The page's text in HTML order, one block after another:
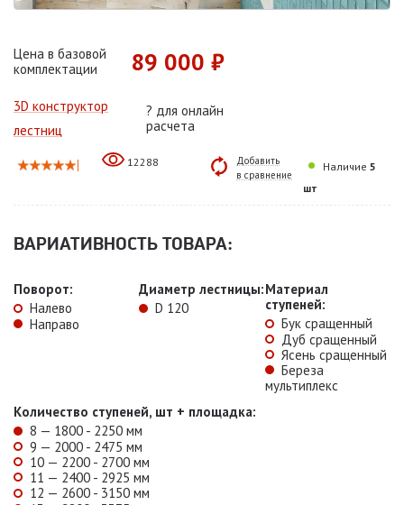
Цена в базовой
комплектации
89 000 ₽
3D конструктор
лестниц
? для онлайн
расчета
12288
Добавить
в сравнение
Наличие 5
шт
ВАРИАТИВНОСТЬ ТОВАРА:
Поворот:
Налево
Направо
Диаметр лестницы:
D 120
Материал
ступеней:
Бук сращенный
Дуб сращенный
Ясень сращенный
Береза
мультиплекс
Количество ступеней, шт + площадка:
8 — 1800 - 2250 мм
9 — 2000 - 2475 мм
10 — 2200 - 2700 мм
11 — 2400 - 2925 мм
12 — 2600 - 3150 мм